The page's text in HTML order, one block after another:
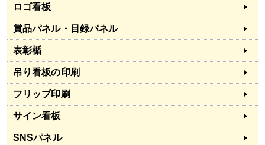
ロゴ看板
賞品パネル・目録パネル
表彰楯
吊り看板の印刷
フリップ印刷
サイン看板
SNSパネル